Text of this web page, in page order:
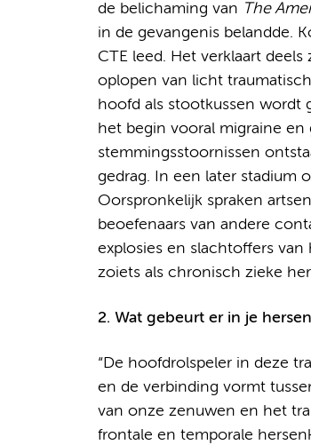
de belichaming van The
in de gevangenis belandde.
CTE leed. Het verklaart
oplopen van licht
hoofd als stootkussen wordt
het begin vooral migraine
stemmingsstoornissen
gedrag. In een later stadium
Oorspronkelijk spraken
beoefenaars van andere
explosies en slachtoffers
zoiets als chronisch zieke
2. Wat gebeurt er in je
“De hoofdrolspeler in deze
en de verbinding vormt
van onze zenuwen en het
frontale en temporale